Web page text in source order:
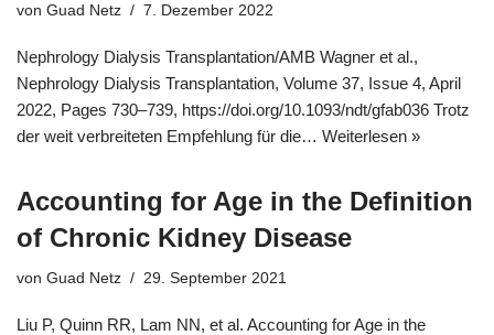
von Guad Netz 7. Dezember 2022
Nephrology Dialysis Transplantation/AMB Wagner et al.,
Nephrology Dialysis Transplantation, Volume 37, Issue 4, April
2022, Pages 730–739, https://doi.org/10.1093/ndt/gfab036 Trotz
der weit verbreiteten Empfehlung für die… Weiterlesen »
Accounting for Age in the Definition
of Chronic Kidney Disease
von Guad Netz 29. September 2021
Liu P, Quinn RR, Lam NN, et al. Accounting for Age in the